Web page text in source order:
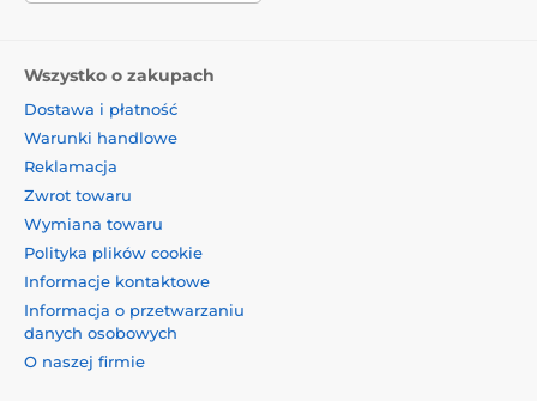
Wszystko o zakupach
Dostawa i płatność
Warunki handlowe
Reklamacja
Zwrot towaru
Wymiana towaru
Polityka plików cookie
Informacje kontaktowe
Informacja o przetwarzaniu
danych osobowych
O naszej firmie